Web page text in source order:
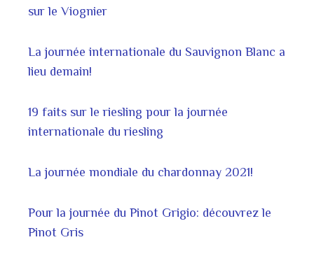
sur le Viognier
La journée internationale du Sauvignon Blanc a
lieu demain!
19 faits sur le riesling pour la journée
internationale du riesling
La journée mondiale du chardonnay 2021!
Pour la journée du Pinot Grigio: découvrez le
Pinot Gris